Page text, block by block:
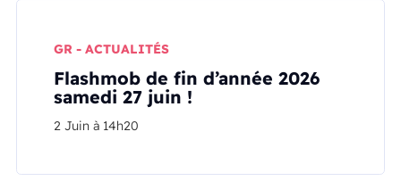
GR - ACTUALITÉS
Flashmob de fin d’année 2026
samedi 27 juin !
2 Juin à 14h20